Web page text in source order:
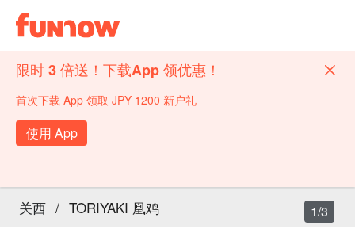
限时 3 倍送！下载App 领优惠！
首次下载 App 领取 JPY 1200 新户礼
使用 App
关西 / TORIYAKI 凰鸡 1/3